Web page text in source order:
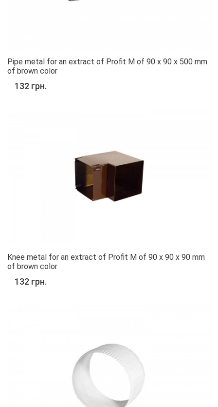
Pipe metal for an extract of Profit M of 90 x 90 x 500 mm
of brown color
132 грн.
Knee metal for an extract of Profit M of 90 x 90 x 90 mm
of brown color
132 грн.